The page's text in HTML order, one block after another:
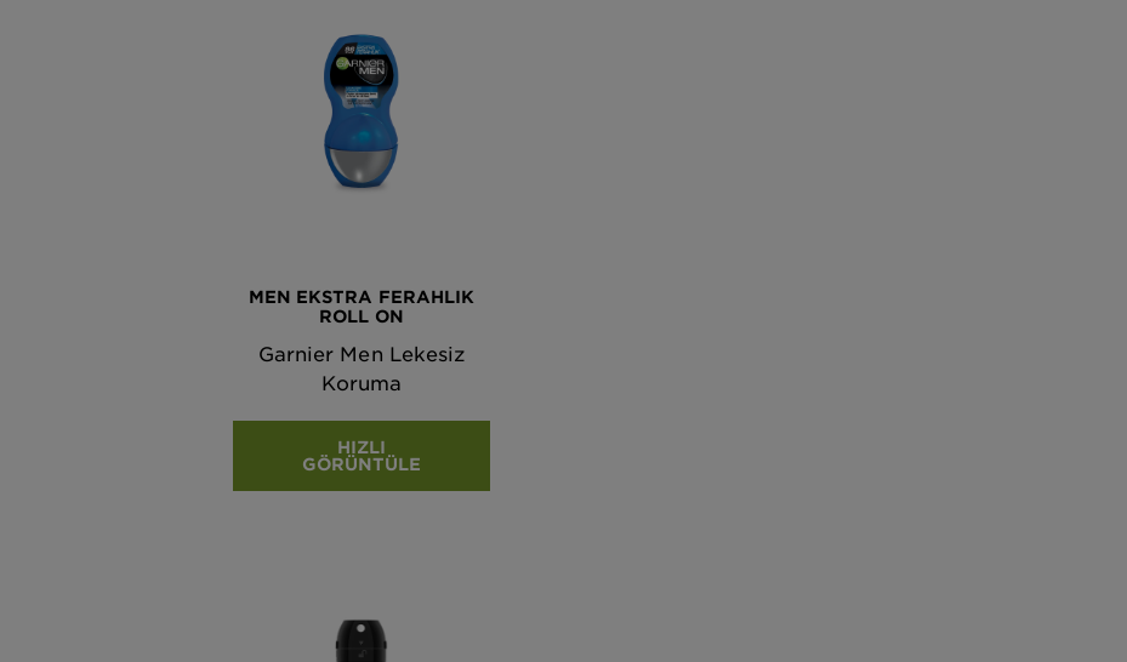
MEN EKSTRA FERAHLIK
ROLL ON
Garnier Men Lekesiz
Koruma
HIZLI
GÖRÜNTÜLE